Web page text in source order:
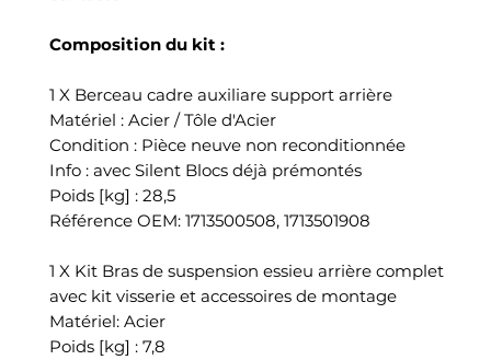
Composition du kit :
1 X Berceau cadre auxiliare support arrière
Matériel : Acier / Tôle d'Acier
Condition : Pièce neuve non reconditionnée
Info : avec Silent Blocs déjà prémontés
Poids [kg] : 28,5
Référence OEM: 1713500508, 1713501908
1 X Kit Bras de suspension essieu arrière complet
avec kit visserie et accessoires de montage
Matériel: Acier
Poids [kg] : 7,8